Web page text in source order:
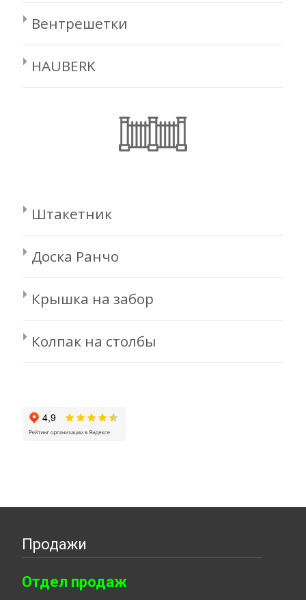
Вентрешетки
HAUBERK
Штакетник
Доска Ранчо
Крышка на забор
Колпак на столбы
Продажи
Отдел продаж